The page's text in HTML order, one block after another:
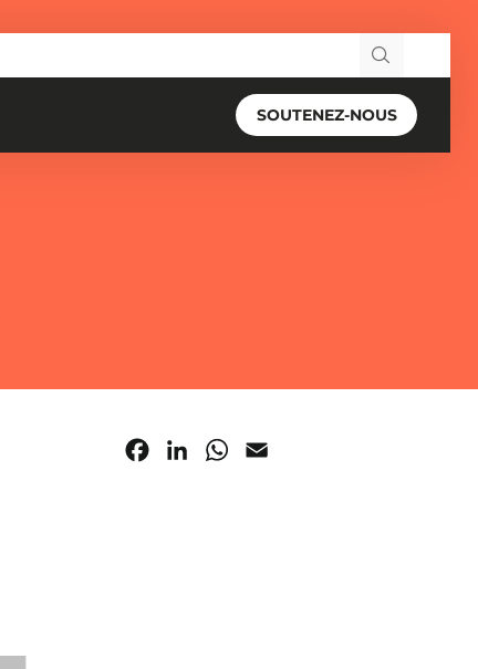
Recherche
SOUTENEZ-NOUS
FacebookLinkedInWhatsApp